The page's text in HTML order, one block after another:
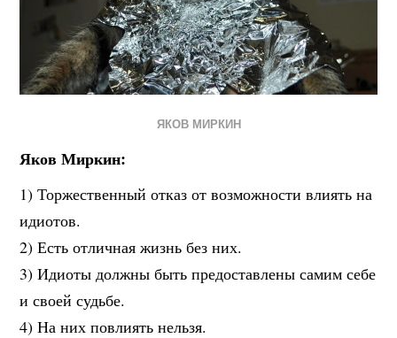
ЯКОВ МИРКИН
Яков Миркин:
1) Торжественный отказ от возможности влиять на
идиотов.
2) Есть отличная жизнь без них.
3) Идиоты должны быть предоставлены самим себе
и своей судьбе.
4) На них повлиять нельзя.